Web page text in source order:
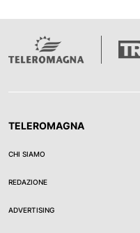
TELEROMAGNA
CHI SIAMO
REDAZIONE
ADVERTISING